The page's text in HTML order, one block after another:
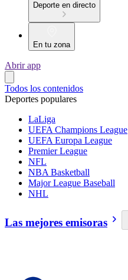
Deporte en directo
En tu zona
Abrir app
Todos los contenidos
Deportes populares
LaLiga
UEFA Champions League
UEFA Europa League
Premier League
NFL
NBA Basketball
Major League Baseball
NHL
Las mejores emisoras